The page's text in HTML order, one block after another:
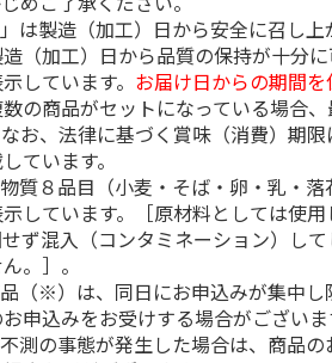
は製造（加工）日から安全に召し
（加工）日から品質の保持が十分
しています。 お届け日からの期間
の商品がセットになっている場合
お、法律に基づく賞味（消費）期
ています。
質８品目（小麦・そば・卵・乳・落
しています。［原材料としては使
ず混入（コンタミネーション）し
。］。
（※）は、同日にお申込みが集中し
申込みをお受けする場合がございま
測の事態が発生した場合は、商品